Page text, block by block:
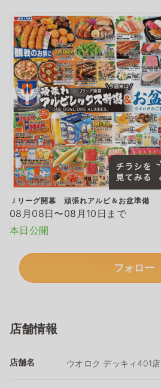
Ｊリーグ開幕 頑張れアルビ＆お盆準備
08月08日〜08月10日まで
本日公開
フォロー
店舗情報
店舗名 ウオロク デッキィ401店